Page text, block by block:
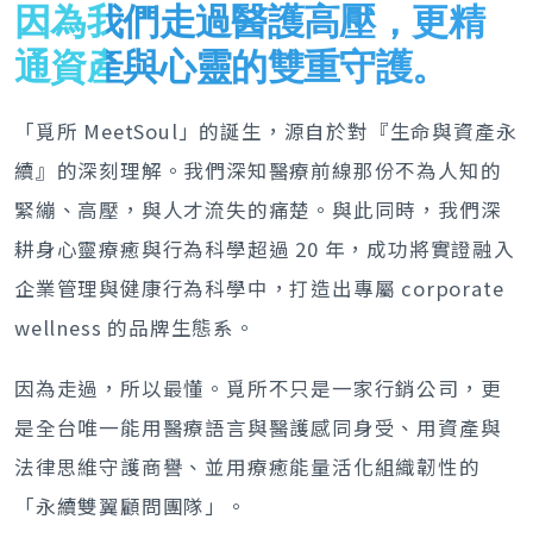
因為我們走過醫護高壓，更精
通資產與心靈的雙重守護。
「覓所 MeetSoul」的誕生，源自於對『生命與資產永
續』的深刻理解。我們深知醫療前線那份不為人知的
緊繃、高壓，與人才流失的痛楚。與此同時，我們深
耕身心靈療癒與行為科學超過 20 年，成功將實證融入
企業管理與健康行為科學中，打造出專屬 corporate
wellness 的品牌生態系。
因為走過，所以最懂。覓所不只是一家行銷公司，更
是全台唯一能用醫療語言與醫護感同身受、用資產與
法律思維守護商譽、並用療癒能量活化組織韌性的
「永續雙翼顧問團隊」。